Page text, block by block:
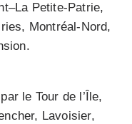
Petite-Patrie,
Montréal-Nord,
le Tour de l’Île,
Lavoisier,